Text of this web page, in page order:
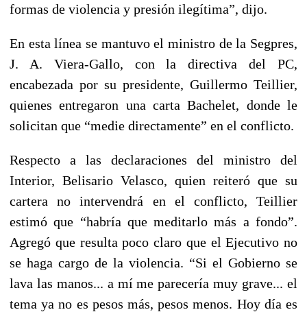
formas de violencia y presión ilegítima”, dijo.
En esta línea se mantuvo el ministro de la Segpres,
J. A. Viera-Gallo, con la directiva del PC,
encabezada por su presidente, Guillermo Teillier,
quienes entregaron una carta Bachelet, donde le
solicitan que “medie directamente” en el conflicto.
Respecto a las declaraciones del ministro del
Interior, Belisario Velasco, quien reiteró que su
cartera no intervendrá en el conflicto, Teillier
estimó que “habría que meditarlo más a fondo”.
Agregó que resulta poco claro que el Ejecutivo no
se haga cargo de la violencia. “Si el Gobierno se
lava las manos... a mí me parecería muy grave... el
tema ya no es pesos más, pesos menos. Hoy día es